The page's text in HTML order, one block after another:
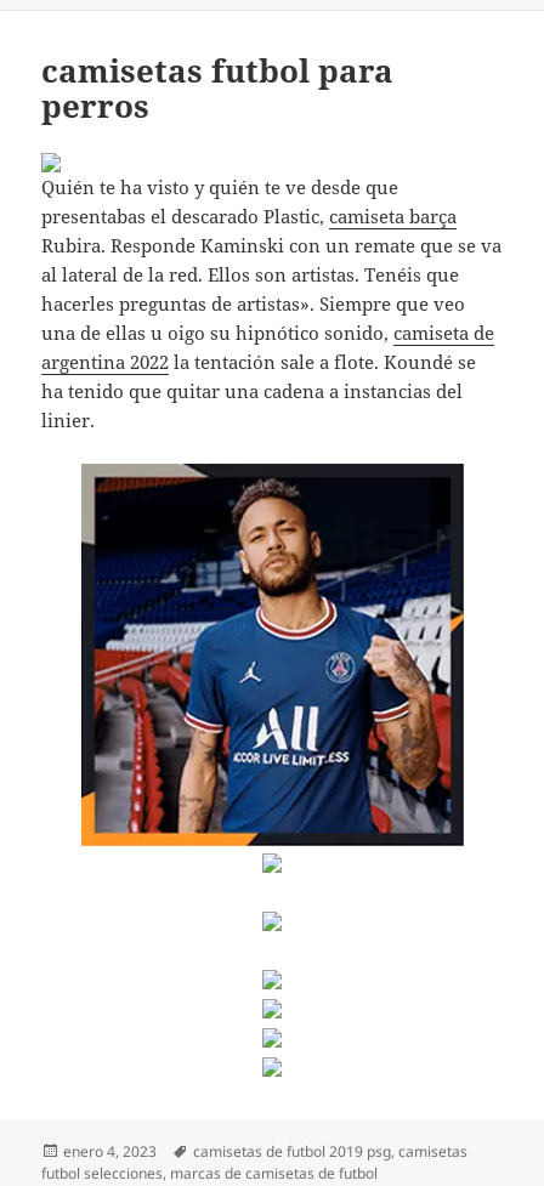
camisetas futbol para
perros
Quién te ha visto y quién te ve desde que
presentabas el descarado Plastic,camiseta barça
Rubira. Responde Kaminski con un remate que se va
al lateral de la red. Ellos son artistas. Tenéis que
hacerles preguntas de artistas». Siempre que veo
una de ellas u oigo su hipnótico sonido,camiseta de
argentina 2022 la tentación sale a flote. Koundé se
ha tenido que quitar una cadena a instancias del
linier.
Publicado
el
enero 4, 2023 Etiquetas
camisetas de futbol 2019 psg,camisetas
futbol selecciones, marcas de camisetas de futbol